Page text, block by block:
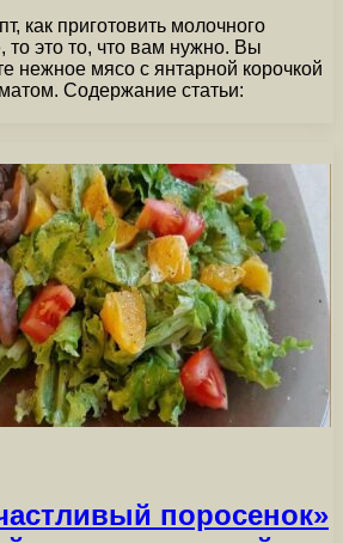
как приготовить молочного
то это то, что вам нужно. Вы
нежное мясо с янтарной корочкой
Содержание статьи:
поросенок»